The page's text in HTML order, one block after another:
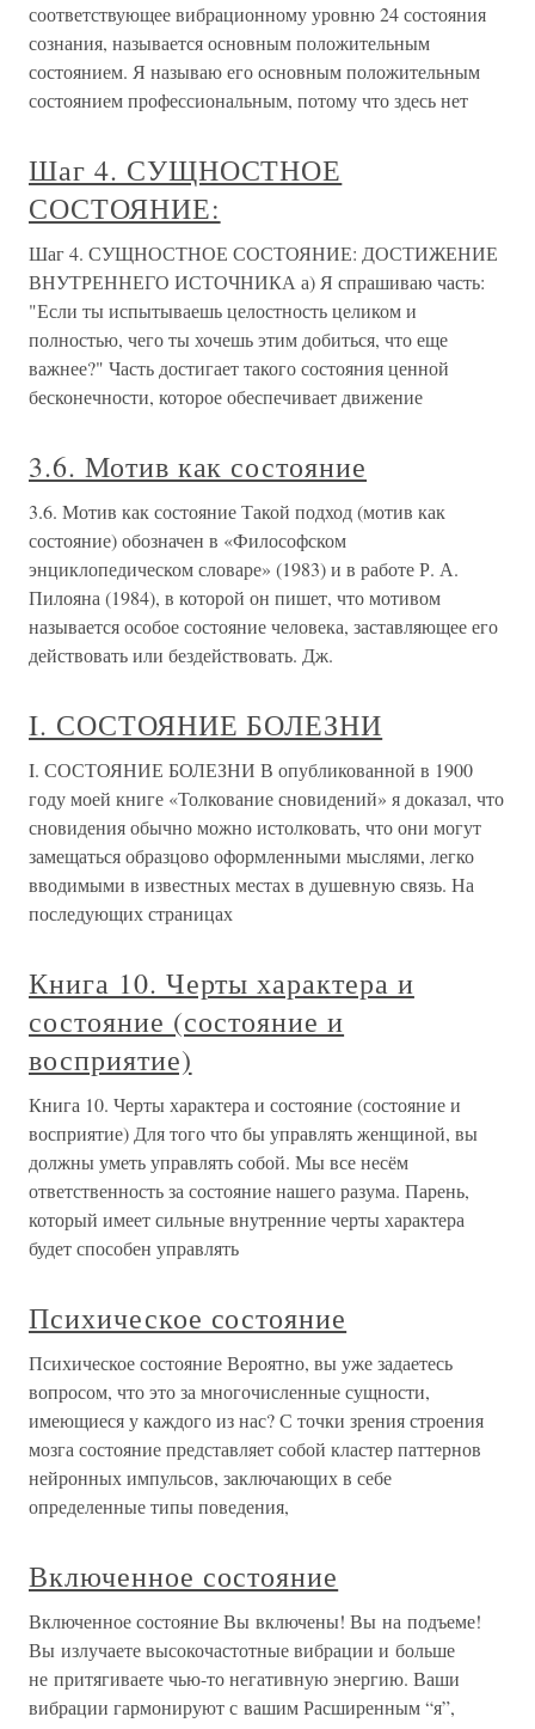
соответствующее вибрационному уровню 24 состояния
сознания, называется основным положительным
состоянием. Я называю его основным положительным
состоянием профессиональным, потому что здесь нет
Шаг 4. СУЩНОСТНОЕ
СОСТОЯНИЕ:
Шаг 4. СУЩНОСТНОЕ СОСТОЯНИЕ: ДОСТИЖЕНИЕ
ВНУТРЕННЕГО ИСТОЧНИКА а) Я спрашиваю часть:
"Если ты испытываешь целостность целиком и
полностью, чего ты хочешь этим добиться, что еще
важнее?" Часть достигает такого состояния ценной
бесконечности, которое обеспечивает движение
3.6. Мотив как состояние
3.6. Мотив как состояние Такой подход (мотив как
состояние) обозначен в «Философском
энциклопедическом словаре» (1983) и в работе Р. А.
Пилояна (1984), в которой он пишет, что мотивом
называется особое состояние человека, заставляющее его
действовать или бездействовать. Дж.
I. СОСТОЯНИЕ БОЛЕЗНИ
I. СОСТОЯНИЕ БОЛЕЗНИ В опубликованной в 1900
году моей книге «Толкование сновидений» я доказал, что
сновидения обычно можно истолковать, что они могут
замещаться образцово оформленными мыслями, легко
вводимыми в известных местах в душевную связь. На
последующих страницах
Книга 10. Черты характера и
состояние (состояние и
восприятие)
Книга 10. Черты характера и состояние (состояние и
восприятие) Для того что бы управлять женщиной, вы
должны уметь управлять собой. Мы все несём
ответственность за состояние нашего разума. Парень,
который имеет сильные внутренние черты характера
будет способен управлять
Психическое состояние
Психическое состояние Вероятно, вы уже задаетесь
вопросом, что это за многочисленные сущности,
имеющиеся у каждого из нас? С точки зрения строения
мозга состояние представляет собой кластер паттернов
нейронных импульсов, заключающих в себе
определенные типы поведения,
Включенное состояние
Включенное состояние Вы включены! Вы на подъеме!
Вы излучаете высокочастотные вибрации и больше
не притягиваете чью-то негативную энергию. Ваши
вибрации гармонируют с вашим Расширенным “я”,